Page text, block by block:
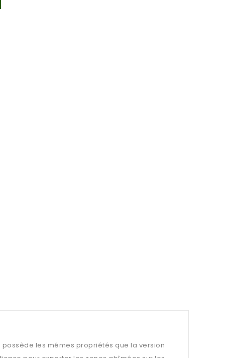
possède les mêmes propriétés que la version